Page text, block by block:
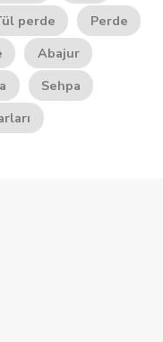
perde
Perde
Abajur
Sehpa